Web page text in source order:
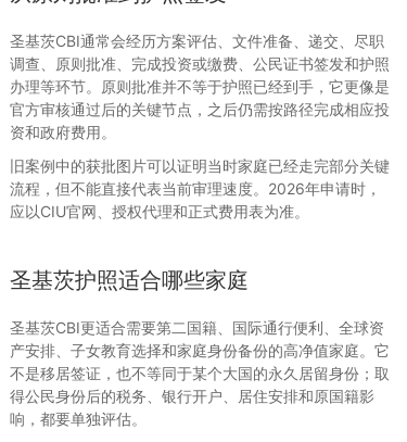
圣基茨CBI通常会经历方案评估、文件准备、递交、尽职
调查、原则批准、完成投资或缴费、公民证书签发和护照
办理等环节。原则批准并不等于护照已经到手，它更像是
官方审核通过后的关键节点，之后仍需按路径完成相应投
资和政府费用。
旧案例中的获批图片可以证明当时家庭已经走完部分关键
流程，但不能直接代表当前审理速度。2026年申请时，
应以CIU官网、授权代理和正式费用表为准。
圣基茨护照适合哪些家庭
圣基茨CBI更适合需要第二国籍、国际通行便利、全球资
产安排、子女教育选择和家庭身份备份的高净值家庭。它
不是移居签证，也不等同于某个大国的永久居留身份；取
得公民身份后的税务、银行开户、居住安排和原国籍影
响，都要单独评估。